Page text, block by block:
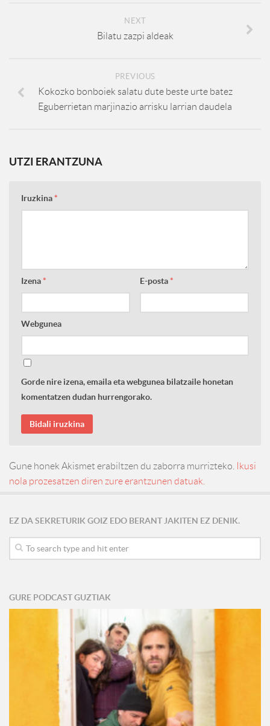
NEXT
Bilatu zazpi aldeak
PREVIOUS
Kokozko bonboiek salatu dute beste urte batez
Eguberrietan marjinazio arrisku larrian daudela
UTZI ERANTZUNA
Iruzkina*
Izena* E-posta*
Webgunea
Gorde nire izena, emaila eta webgunea bilatzaile honetan
komentatzen dudan hurrengorako.
Gune honek Akismet erabiltzen du zaborra murrizteko.
Ikusi
nola prozesatzen diren zure erantzunen datuak.
EZ DA SEKRETURIK GOIZ EDO BERANT JAKITEN EZ DENIK.
GURE PODCAST GUZTIAK